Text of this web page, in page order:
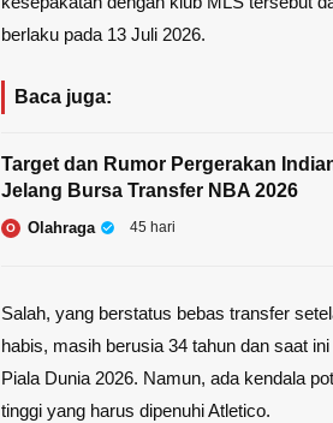
berlaku pada 13 Juli 2026.
Baca juga:
Target dan Rumor Pergerakan
Jelang Bursa Transfer NBA 2026
O Olahraga 45 hari
Salah, yang berstatus bebas transfer
habis, masih berusia 34 tahun dan saat
Piala Dunia 2026. Namun, ada kendala
tinggi yang harus dipenuhi Atletico.